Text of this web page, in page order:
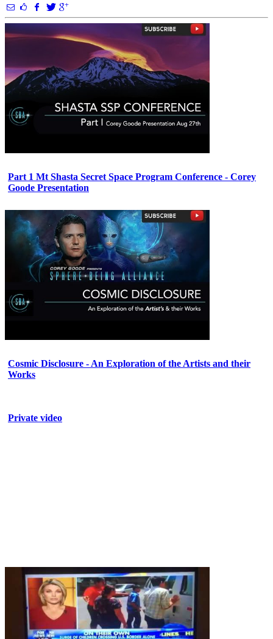
Part 1 Mt Shasta Secret Space Program Conference - Corey
Goode Presentation
Cosmic Disclosure - An Exploration of the Artists and their
Works
Private video